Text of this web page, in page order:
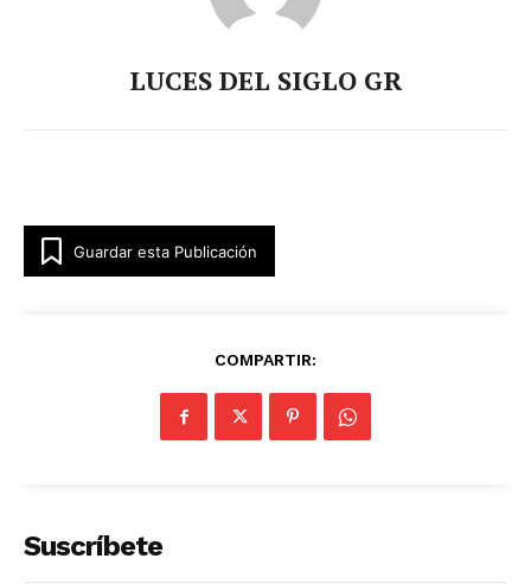
Del Siglo
LUCES DEL SIGLO GR
Guardar esta Publicación
COMPARTIR:
Suscríbete